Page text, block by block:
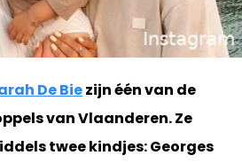
De Biezijn één van de
van Vlaanderen. Ze
twee kindjes: Georges